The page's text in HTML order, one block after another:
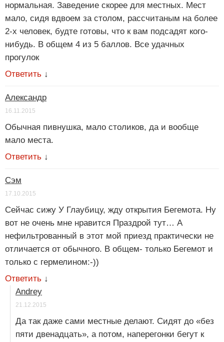
нормальная. Заведение скорее для местных. Мест
мало, сидя вдвоем за столом, рассчитаным на более
2-х человек, будте готовы, что к вам подсадят кого-
нибудь. В общем 4 из 5 баллов. Все удачных
прогулок
Ответить ↓
Александр
16.11.2015
Обычная пивнушка, мало столиков, да и вообще
мало места.
Ответить ↓
Сэм
17.10.2015
Сейчас сижу У Глаубицу, жду открытия Бегемота. Ну
вот не очень мне нравится Праздрой тут… А
нефильтрованный в этот мой приезд практически не
отличается от обычного. В общем- только Бегемот и
только с гермелином:-))
Ответить ↓
Andrey
21.12.2015
Да так даже сами местные делают. Сидят до «без
пяти двенадцать», а потом, наперегонки бегут к